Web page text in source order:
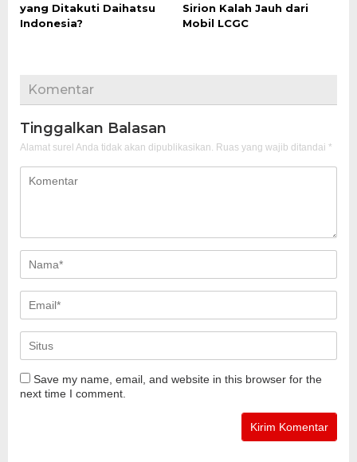
yang Ditakuti Daihatsu
Indonesia?
Sirion Kalah Jauh dari
Mobil LCGC
Komentar
Tinggalkan Balasan
Alamat surel Anda tidak akan dipublikasikan. Ruas yang wajib ditandai *
Save my name, email, and website in this browser for the
next time I comment.